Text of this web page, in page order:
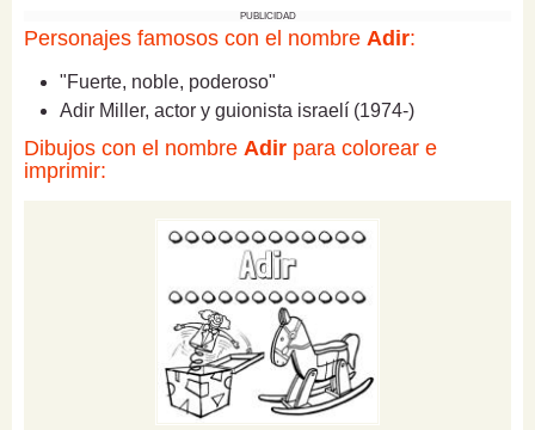
PUBLICIDAD
Personajes famosos con el nombre Adir:
"Fuerte, noble, poderoso"
Adir Miller, actor y guionista israelí (1974-)
Dibujos con el nombre Adir para colorear e
imprimir: